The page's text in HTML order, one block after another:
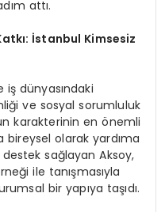
attı.
İstanbul Kimsesiz
iş dünyasındaki
ve sosyal sorumluluk
karakterinin en önemli
bireysel olarak yardıma
sağlayan Aksoy,
ile tanışmasıyla
bir yapıya taşıdı.